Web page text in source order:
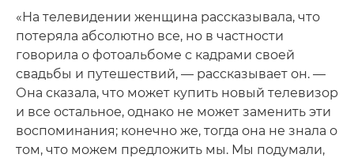
«На телевидении женщина рассказывала, что
потеряла абсолютно все, но в частности
говорила о фотоальбоме с кадрами своей
свадьбы и путешествий, — рассказывает он. —
Она сказала, что может купить новый телевизор
и все остальное, однако не может заменить эти
воспоминания; конечно же, тогда она не знала о
том, что можем предложить мы. Мы подумали,